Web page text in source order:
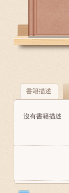
書籍描述
沒有書籍描述